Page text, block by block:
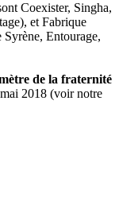
Coexister, Singha,
et Fabrique
Entourage,
de la fraternité
2018 (voir notre